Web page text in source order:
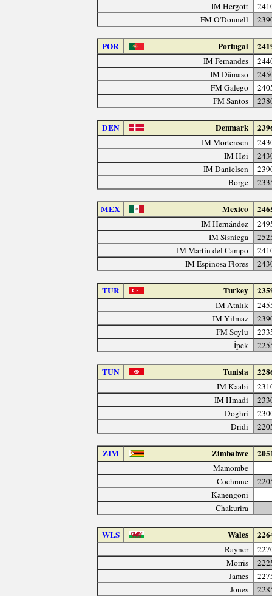
IM Hergott
FM O'Donnell
POR Portugal
IM Fernandes
IM Dâmaso
FM Galego
FM Santos
DEN Denmark
IM Mortensen
IM Høi
IM Danielsen
Borge
MEX Mexico
IM Hernández
IM Sisniega
IM Martín del Campo
IM Espinosa Flores
TUR Turkey
IM Atalık
IM Yilmaz
FM Soylu
İpek
TUN Tunisia
IM Kaabi
IM Hmadi
Doghri
Dridi
ZIM Zimbabwe
Mamombe
Cochrane
Kanengoni
Chakurira
WLS Wales
Rayner
Morris
James
Jones